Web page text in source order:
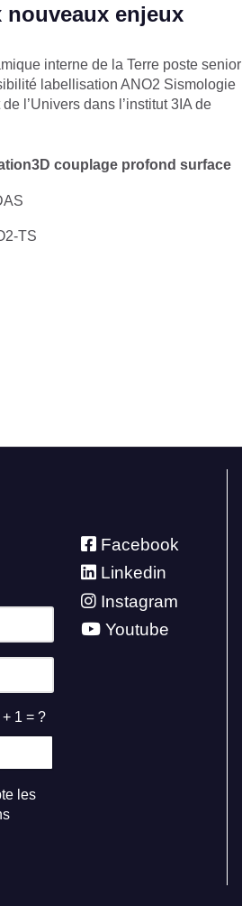
nouveaux enjeux
interne de la Terre poste senior
labellisation ANO2 Sismologie
l’Univers dans l’institut 3IA de
couplage profond surface
TS
1 = ?
les
Facebook
Linkedin
Instagram
Youtube